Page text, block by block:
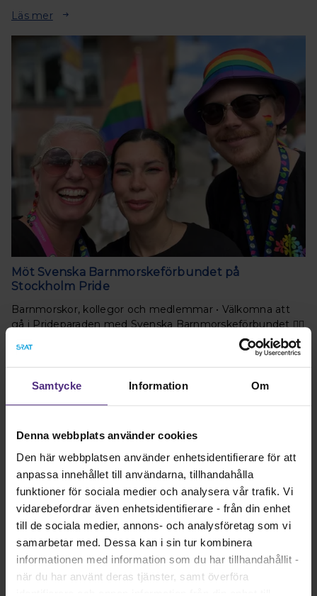
Samtycke Information Om
Denna webbplats använder cookies
Den här webbplatsen använder enhetsidentifierare för att
anpassa innehållet till användarna, tillhandahålla
funktioner för sociala medier och analysera vår trafik. Vi
vidarebefordrar även enhetsidentifierare - från din enhet
till de sociala medier, annons- och analysföretag som vi
samarbetar med. Dessa kan i sin tur kombinera
informationen med information som du har tillhandahållit -
när du har använt deras tjänster, samt överföra
föreläsningar, samtal och workhops.
Läs mer
Möt Svenska Barnmorskeförbundet på
Stockholm Pride
Barnmorskor, kollegor och medlemmar • Välkomna att
gå i Prideparaden med Svenska Barnmorskeförbundet 🏳️‍🌈
Ett stort och varmt grattis på 140-årsdagen
Med stolthet och största glädje gratulerar jag oss
barnmorskor till att vår organisation, Svenska